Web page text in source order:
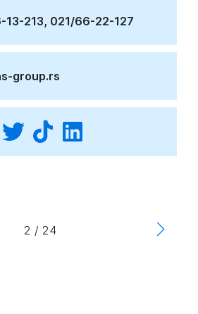
13-213, 021/66-22-127
group.rs
2 / 24